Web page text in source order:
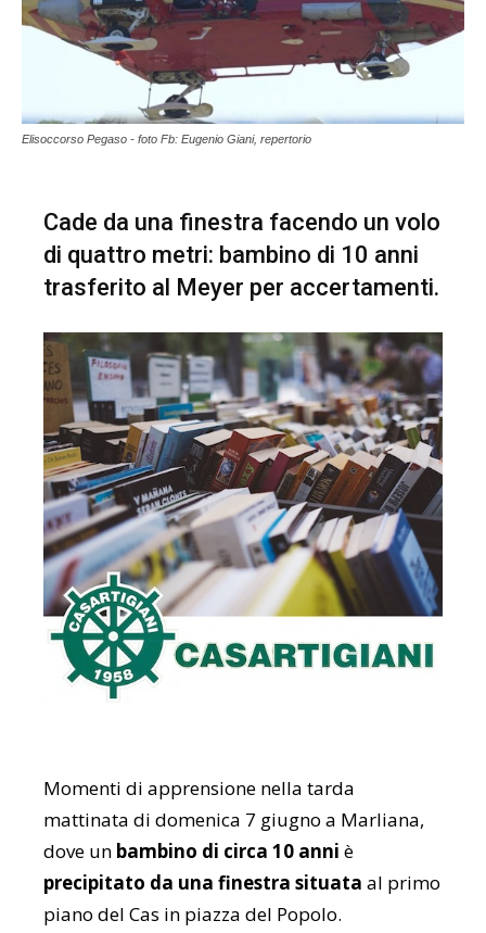
Elisoccorso Pegaso - foto Fb: Eugenio Giani, repertorio
Cade da una finestra facendo un volo
di quattro metri: bambino di 10 anni
trasferito al Meyer per accertamenti.
Momenti di apprensione nella tarda
mattinata di domenica 7 giugno a Marliana,
dove un bambino di circa 10 anni è
precipitato da una finestra situata al primo
piano del Cas in piazza del Popolo.